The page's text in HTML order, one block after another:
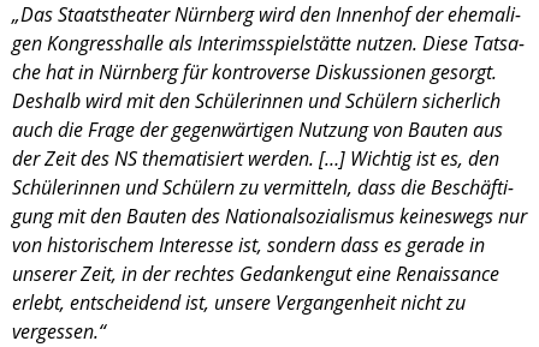
„Das Staats­thea­ter Nürnberg wird den Innen­hof der ehema­li­
gen Kongress­halle als Interims­spiel­stätte nutzen. Diese Tatsa­
che hat in Nürnberg für kontro­verse Diskus­sio­nen gesorgt.
Deshalb wird mit den Schüle­rin­nen und Schülern sicher­lich
auch die Frage der gegen­wär­ti­gen Nutzung von Bauten aus
der Zeit des NS thema­ti­siert werden. […] Wichtig ist es, den
Schüle­rin­nen und Schülern zu vermit­teln, dass die Beschäf­ti­
gung mit den Bauten des Natio­nal­so­zia­lis­mus keines­wegs nur
von histo­ri­schem Inter­esse ist, sondern dass es gerade in
unserer Zeit, in der rechtes Gedan­ken­gut eine Renais­sance
erlebt, entschei­dend ist, unsere Vergan­gen­heit nicht zu
verges­sen.“